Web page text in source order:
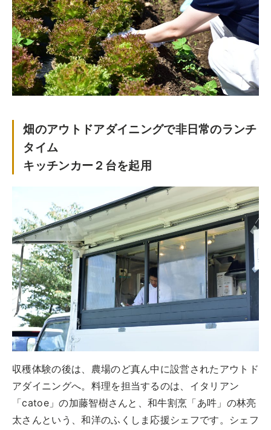
畑のアウトドアダイニングで非日常のランチ
タイム
キッチンカー２台を起用
収穫体験の後は、農場のど真ん中に設営されたアウトド
アダイニングへ。料理を担当するのは、イタリアン
「catoe」の加藤智樹さんと、和牛割烹「あ吽」の林亮
太さんという、和洋のふくしま応援シェフです。シェフ